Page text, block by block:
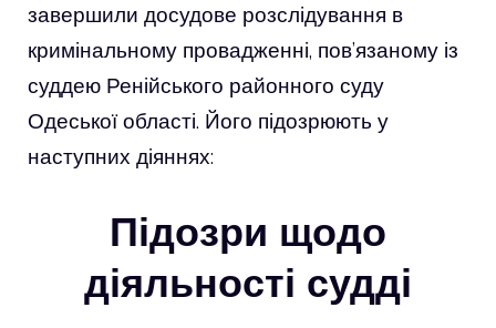
завершили досудове розслідування в
кримінальному провадженні, пов’язаному із
суддею Ренійського районного суду
Одеської області. Його підозрюють у
наступних діяннях:
Підозри щодо
діяльності судді